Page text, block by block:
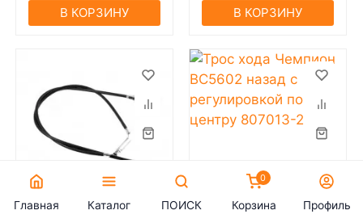
В КОРЗИНУ В КОРЗИНУ
Главная Каталог ПОИСК
0
Корзина Профиль